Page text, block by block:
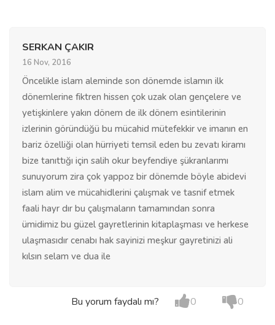
SERKAN ÇAKIR
16 Nov, 2016
Öncelikle islam aleminde son dönemde islamın ilk
dönemlerine fiktren hissen çok uzak olan gençelere ve
yetişkinlere yakın dönem de ilk dönem esintilerinin
izlerinin göründüğü bu mücahid mütefekkir ve imanın en
bariz özelliği olan hürriyeti temsil eden bu zevatı kiramı
bize tanıttığı için salih okur beyfendiye şükranlarımı
sunuyorum zira çok yappoz bir dönemde böyle abidevi
islam alim ve mücahidlerini çalışmak ve tasnif etmek
faali hayr dır bu çalışmaların tamamından sonra
ümidimiz bu güzel gayretlerinin kitaplaşması ve herkese
ulaşmasıdır cenabı hak sayinizi meşkur gayretinizi ali
kılsın selam ve dua ile
Bu yorum faydalı mı? 0 0